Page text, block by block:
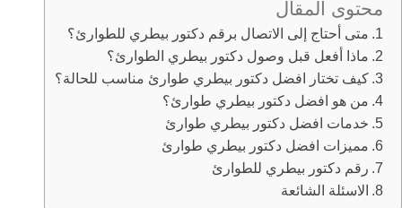
محتوى المقال
متى أحتاج إلى الاتصال برقم دكتور بيطري للطوارئ؟
ماذا أفعل قبل وصول دكتور بيطري الطوارئ؟
كيف تختار افضل دكتور بيطري طوارئ مناسب للحالة؟
من هو افضل دكتور بيطري طوارئ؟
خدمات افضل دكتور بيطري طوارئ
مميزات افضل دكتور بيطري طوارئ
​​رقم دكتور بيطري للطوارئ
الاسئلة الشائعة